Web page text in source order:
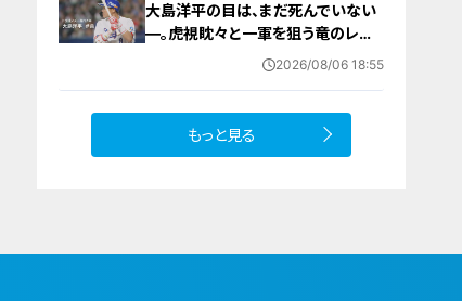
大島洋平の目は、まだ死んでいない
―。虎視眈々と一軍を狙う竜のレジ
ェンドが明かした現状とドラゴンズ
2026/08/06 18:55
もっと見る